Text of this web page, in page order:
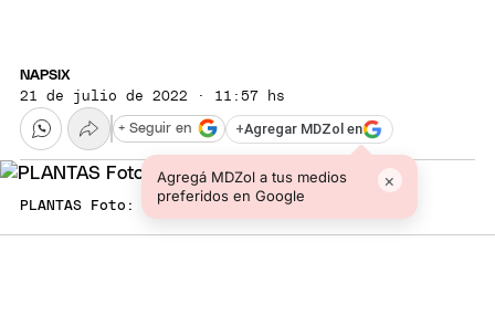
NAPSIX
21 de julio de 2022 · 11:57 hs
+Agregar MDZol en
Agregá MDZol a tus medios
preferidos en Google
×
+ Seguir en
PLANTAS Foto: SHUTERSTOCK